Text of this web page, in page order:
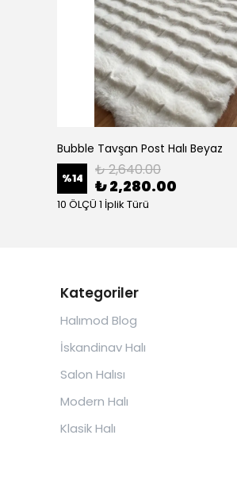
Bubble Tavşan Post Halı Beyaz
%14 ₺ 2,640.00
₺ 2,280.00
10 ÖLÇÜ 1 İplik Türü
Kategoriler
Halımod Blog
İskandinav Halı
Salon Halısı
Modern Halı
Klasik Halı